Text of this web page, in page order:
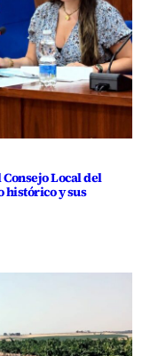
Local del
histórico y sus